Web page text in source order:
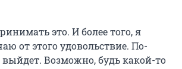
это. И более того, я
от этого удовольствие. По-
Возможно, будь какой-то